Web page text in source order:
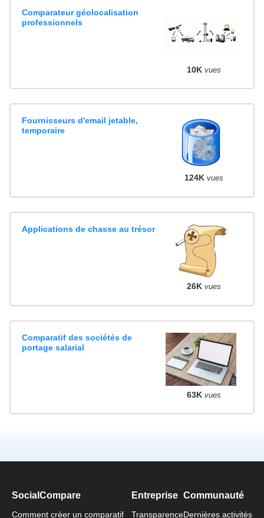
Comparateur géolocalisation
professionnels
10K vues
Fournisseurs d'email jetable,
temporaire
124K vues
Applications de chasse au trésor
26K vues
Comparatif des sociétés de
portage salarial
63K vues
SocialCompare
Comment créer un comparatif
Entreprise
Transparence
Communauté
Dernières activités